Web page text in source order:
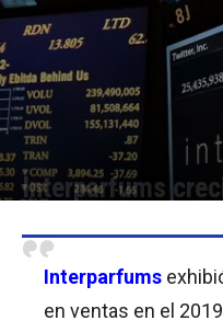
Interparfums
Interparfums
en ventas en el